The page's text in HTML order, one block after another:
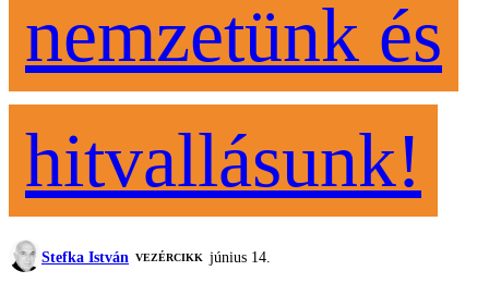
nemzetünk és
hitvallásunk!
Stefka István VEZÉRCIKK június 14.